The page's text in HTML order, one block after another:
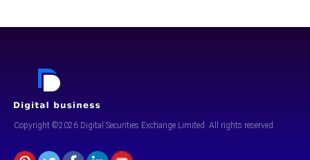
Copyright ©2026 Digital Securities Exchange Limited. All rights reserved.